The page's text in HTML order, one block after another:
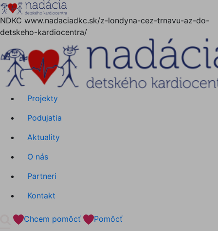
Hore
NDKC www.nadaciadkc.sk/z-londyna-cez-trnavu-az-do-
detskeho-kardiocentra/
Projekty
Podujatia
Aktuality
O nás
Partneri
Kontakt
'.__('Search').'Chcem pomôcť Pomôcť